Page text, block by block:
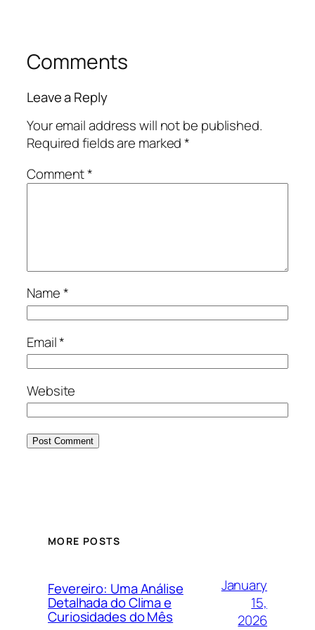
Comments
Leave a Reply
Your email address will not be published.
Required fields are marked*
Comment*
Name*
Email*
Website
MORE POSTS
Fevereiro: Uma Análise
Detalhada do Clima e
Curiosidades do Mês
January
15,
2026